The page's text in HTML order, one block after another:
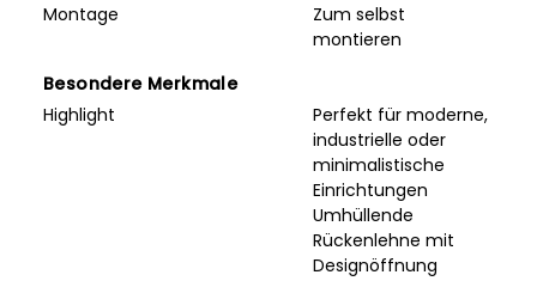
Montage
Zum selbst
montieren
Besondere Merkmale
Highlight
Perfekt für moderne,
industrielle oder
minimalistische
Einrichtungen
Umhüllende
Rückenlehne mit
Designöffnung